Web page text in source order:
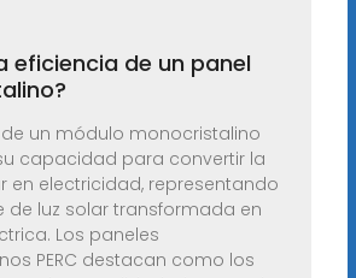
eficiencia de un panel
de un módulo monocristalino
capacidad para convertir la
en electricidad, representando
de luz solar transformada en
Los paneles
PERC destacan como los